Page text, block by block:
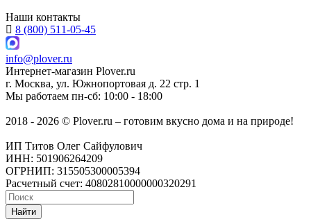
Наши контакты
8 (800) 511-05-45
info@plover.ru
Интернет-магазин Plover.ru
г. Москва, ул. Южнопортовая д. 22 стр. 1
Мы работаем пн-сб: 10:00 - 18:00
2018 - 2026 © Plover.ru – готовим вкусно дома и на природе!
ИП Титов Олег Сайфулович
ИНН: 501906264209
ОГРНИП: 315505300005394
Расчетный счет: 40802810000000320291
Найти